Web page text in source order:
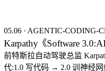
05.06 · AGENTIC-CODING-
Karpathy《Software
前特斯拉自动驾驶总监
代:1.0 写代码 → 2.0 训神经